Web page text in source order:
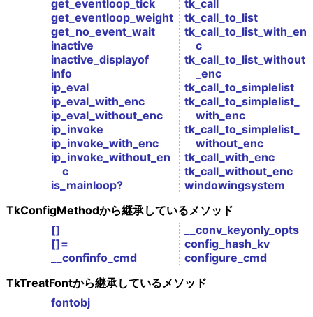
get_eventloop_tick
get_eventloop_weight
get_no_event_wait
inactive
inactive_displayof
info
ip_eval
ip_eval_with_enc
ip_eval_without_enc
ip_invoke
ip_invoke_with_enc
ip_invoke_without_en
c
is_mainloop?
tk_call
tk_call_to_list
tk_call_to_list_with_en
c
tk_call_to_list_without
_enc
tk_call_to_simplelist
tk_call_to_simplelist_
with_enc
tk_call_to_simplelist_
without_enc
tk_call_with_enc
tk_call_without_enc
windowingsystem
TkConfigMethodから継承しているメソッド
[]
[]=
__confinfo_cmd
__conv_keyonly_opts
config_hash_kv
configure_cmd
TkTreatFontから継承しているメソッド
fontobj